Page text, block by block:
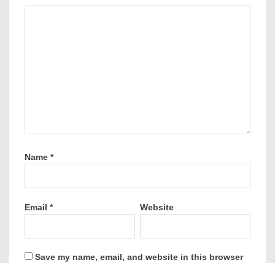
Name *
Email * Website
Save my name, email, and website in this browser